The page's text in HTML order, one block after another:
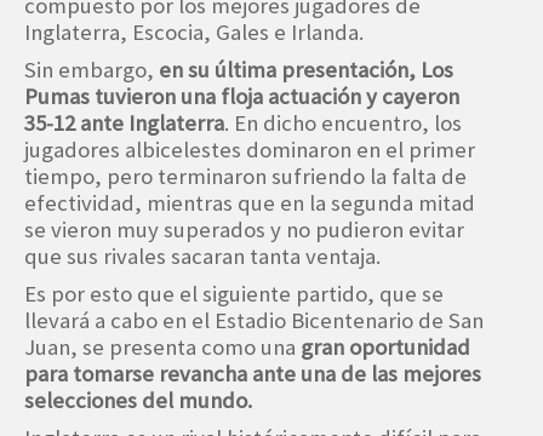
Inglaterra, Escocia, Gales e Irlanda.
Sin embargo, en su última presentación, Los
Pumas tuvieron una floja actuación y cayeron
35-12 ante Inglaterra. En dicho encuentro, los
jugadores albicelestes dominaron en el primer
tiempo, pero terminaron sufriendo la falta de
efectividad, mientras que en la segunda mitad
se vieron muy superados y no pudieron evitar
que sus rivales sacaran tanta ventaja.
Es por esto que el siguiente partido, que se
llevará a cabo en el Estadio Bicentenario de San
Juan, se presenta como una gran oportunidad
para tomarse revancha ante una de las mejores
selecciones del mundo.